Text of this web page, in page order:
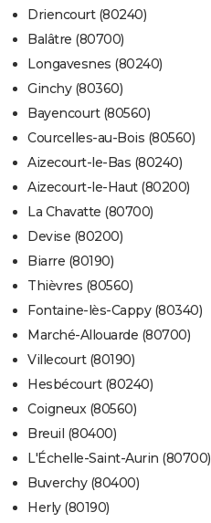
Driencourt (80240)
Balâtre (80700)
Longavesnes (80240)
Ginchy (80360)
Bayencourt (80560)
Courcelles-au-Bois (80560)
Aizecourt-le-Bas (80240)
Aizecourt-le-Haut (80200)
La Chavatte (80700)
Devise (80200)
Biarre (80190)
Thièvres (80560)
Fontaine-lès-Cappy (80340)
Marché-Allouarde (80700)
Villecourt (80190)
Hesbécourt (80240)
Coigneux (80560)
Breuil (80400)
L'Échelle-Saint-Aurin (80700)
Buverchy (80400)
Herly (80190)